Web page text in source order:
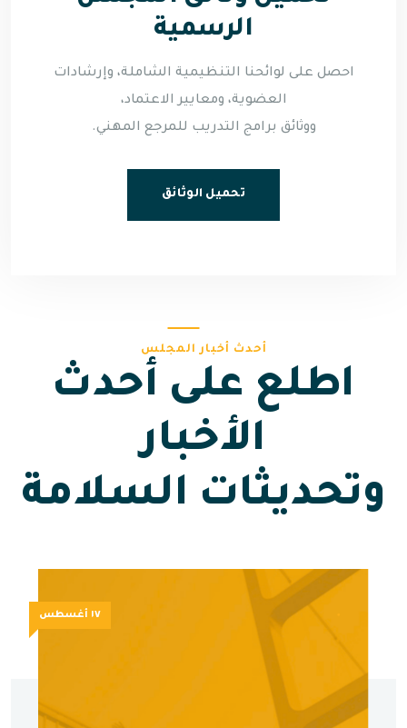
الرسمية
احصل على لوائحنا التنظيمية الشاملة، وإرشادات
العضوية، ومعايير الاعتماد،
ووثائق برامج التدريب للمرجع المهني.
تحميل الوثائق
أحدث أخبار المجلس
اطلع على أحدث
الأخبار
وتحديثات السلامة
١٧ أغسطس